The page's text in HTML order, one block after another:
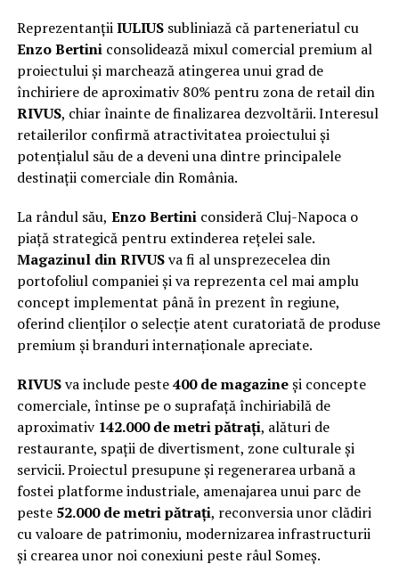
ReprezentanțiiIULIUSsubliniază că parteneriatul cu
Enzo Bertiniconsolidează mixul comercial premium al
proiectului și marchează atingerea unui grad de
închiriere de aproximativ 80% pentru zona de retail din
RIVUS, chiar înainte de finalizarea dezvoltării. Interesul
retailerilor confirmă atractivitatea proiectului și
potențialul său de a deveni una dintre principalele
destinații comerciale din România.
La rândul său, Enzo Bertiniconsideră Cluj-Napoca o
piață strategică pentru extinderea rețelei sale.
Magazinul din RIVUSva fi al unsprezecelea din
portofoliul companiei și va reprezenta cel mai amplu
concept implementat până în prezent în regiune,
oferind clienților o selecție atent curatoriată de produse
premium și branduri internaționale apreciate.
RIVUSva include peste400 de magazineși concepte
comerciale, întinse pe o suprafață închiriabilă de
aproximativ 142.000 de metri pătrați, alături de
restaurante, spații de divertisment, zone culturale și
servicii. Proiectul presupune și regenerarea urbană a
fostei platforme industriale, amenajarea unui parc de
peste 52.000 de metri pătrați, reconversia unor clădiri
cu valoare de patrimoniu, modernizarea infrastructurii
și crearea unor noi conexiuni peste râul Someș.